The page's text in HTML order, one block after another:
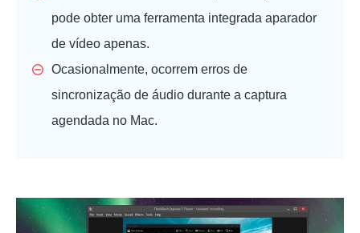
pode obter uma ferramenta integrada aparador
de vídeo apenas.
Ocasionalmente, ocorrem erros de
sincronização de áudio durante a captura
agendada no Mac.